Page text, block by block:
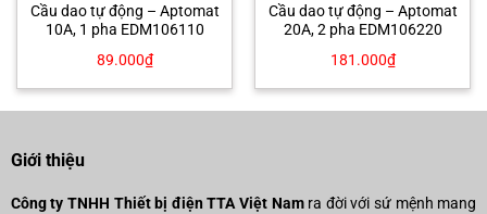
Cầu dao tự động – Aptomat
10A, 1 pha EDM106110
89.000₫
Cầu dao tự động – Aptomat
20A, 2 pha EDM106220
181.000₫
Giới thiệu
Công ty TNHH Thiết bị điện TTA Việt Namra đời với sứ mệnh mang